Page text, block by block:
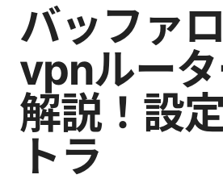
バッファ
vpnルー
解説！設
トラ